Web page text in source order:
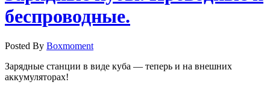
беспроводные.
Posted By Boxmoment
Зарядные станции в виде куба — теперь и на внешних
аккумуляторах!